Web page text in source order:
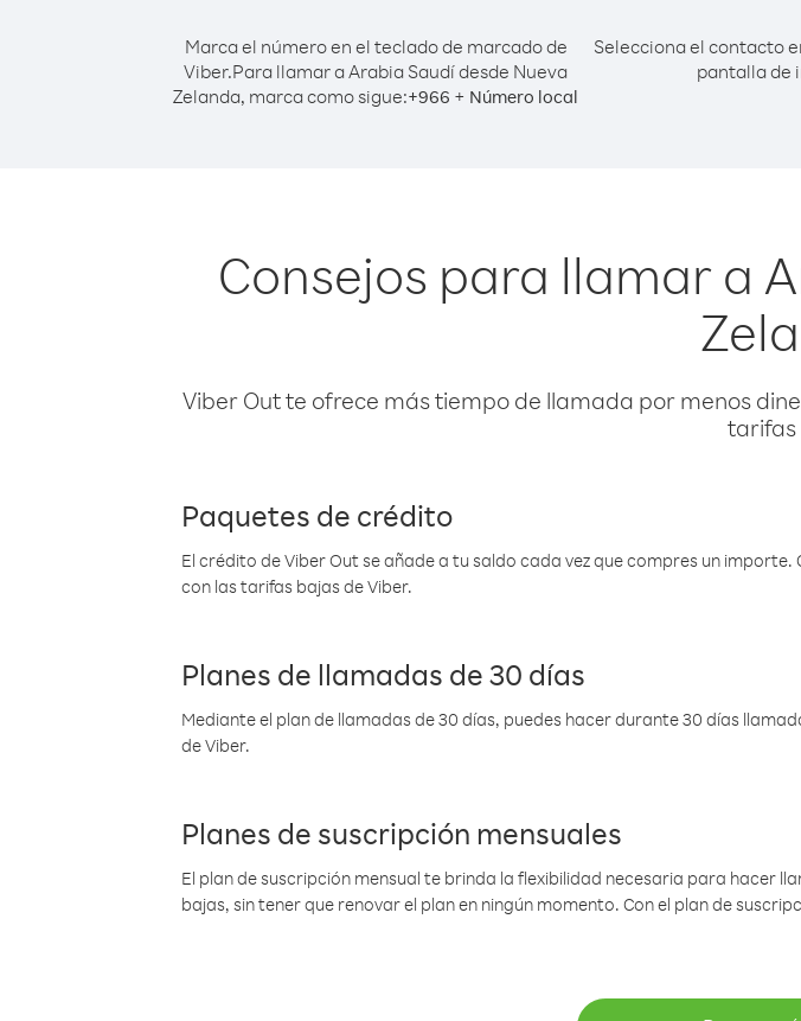
Marca el número en el teclado de marcado de
Viber.Para llamar a Arabia Saudí desde Nueva
Zelanda, marca como sigue:+966 + Número local
Selecciona el contacto
pantalla de
Consejos para llamar a
Viber Out te ofrece más tiempo de llamada por menos
tarifas
Paquetes de crédito
El crédito de Viber Out se añade a tu saldo cada vez que compres un
con las tarifas bajas de Viber.
Planes de llamadas de 30 días
Mediante el plan de llamadas de 30 días, puedes hacer durante 30 días
de Viber.
Planes de suscripción mensuales
El plan de suscripción mensual te brinda la flexibilidad necesaria para hacer
bajas, sin tener que renovar el plan en ningún momento. Con el plan de